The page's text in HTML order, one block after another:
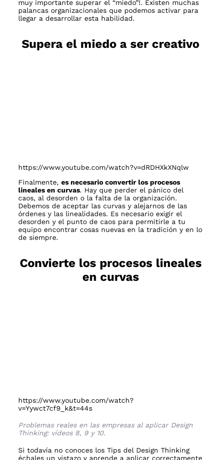
muy importante superar el “miedo”!. Existen muchas
palancas organizacionales que podemos activar para
llegar a desarrollar esta habilidad.
Supera el miedo a ser creativo
https://www.youtube.com/watch?v=dRDHXkXNqlw
Finalmente,es necesario convertir los procesos
lineales en curvas. Hay que perder el pánico del
caos, al desorden o la falta de la organización.
Debemos de aceptar las curvas y alejarnos de las
órdenes y las linealidades. Es necesario exigir el
desorden y el punto de caos para permitirle a tu
equipo encontrar cosas nuevas en la tradición y en lo
de siempre.
Convierte los procesos lineales
en curvas
https://www.youtube.com/watch?
v=Yywct7cf9_k&t=44s
Problemas reales en las empresas al aplicar Design
Thinking: vídeos 8, 9 y 10.
Si todavía no conoces losTips del Design Thinking
échales un vistazo y aprende a aplicar correctamente